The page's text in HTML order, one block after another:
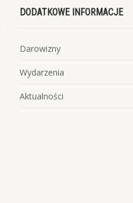
DODATKOWE INFORMACJE
Darowizny
Wydarzenia
Aktualności